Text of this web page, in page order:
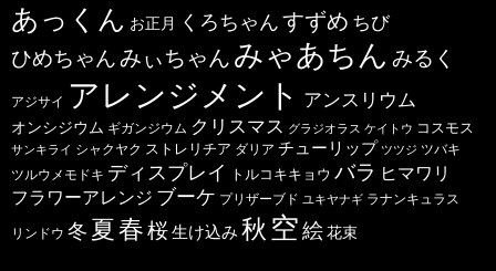
あっくん お正月 くろちゃんすずめ ちび
ひめちゃんみぃちゃん みゃあちん みるく
アジサイ アレンジメント アンスリウム
オンシジウム ギガンジウム クリスマス グラジオラス ケイトウ コスモス
サンキライ シャクヤク ストレリチア ダリア チューリップ ツツジ ツバキ
ツルウメモドキ ディスプレイ トルコキキョウ バラ ヒマワリ
フラワーアレンジ ブーケ プリザーブド ユキヤナギ ラナンキュラス
リンドウ 冬 夏春桜生け込み 秋 空絵花束